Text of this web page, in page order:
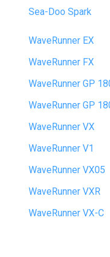
Sea-Doo Spark
WaveRunner EX
WaveRunner FX
WaveRunner GP
WaveRunner GP
WaveRunner VX
WaveRunner V1
WaveRunner VX05
WaveRunner VXR
WaveRunner VX-C